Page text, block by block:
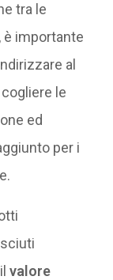
tra le
importante
al
le
ed
per i
valore